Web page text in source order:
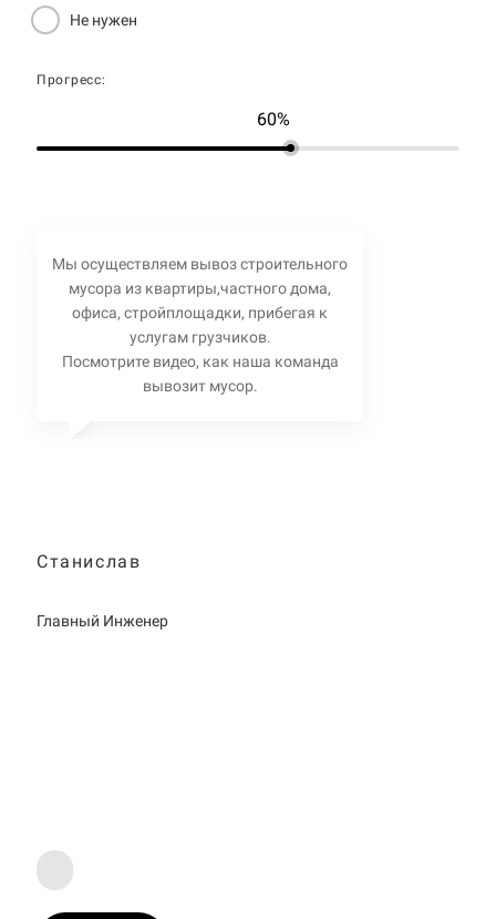
Не нужен
Прогресс:
60%
Мы осуществляем вывоз строительного
мусора из квартиры,частного дома,
офиса, стройплощадки, прибегая к
услугам грузчиков.
Посмотрите видео, как наша команда
вывозит мусор.
Станислав
Главный Инженер